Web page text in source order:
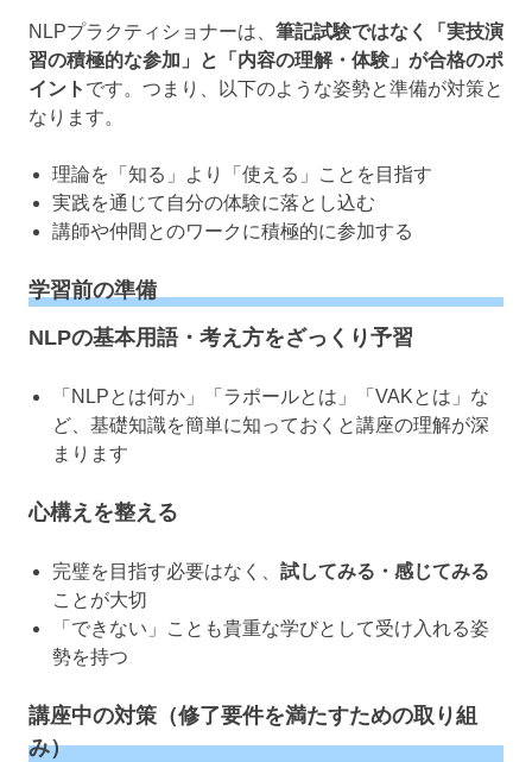
NLPプラクティショナーは、 筆記試験ではなく「実技演
習の積極的な参加」と「内容の理解・体験」が合格のポ
イント です。つまり、以下のような姿勢と準備が対策と
なります。
理論を「知る」より「使える」ことを目指す
実践を通じて自分の体験に落とし込む
講師や仲間とのワークに積極的に参加する
学習前の準備
NLPの基本用語・考え方をざっくり予習
「NLPとは何か」「ラポールとは」「VAKとは」な
ど、基礎知識を簡単に知っておくと講座の理解が深
まります
心構えを整える
完璧を目指す必要はなく、 試してみる・感じてみる
ことが大切
「できない」ことも貴重な学びとして受け入れる姿
勢を持つ
講座中の対策（修了要件を満たすための取り組
み）